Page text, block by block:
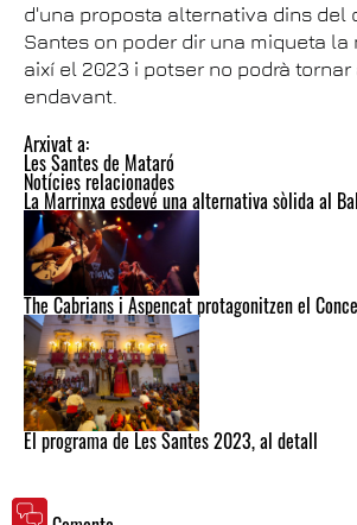
Notícies relacionades
La Marrinxa esdevé una alternativa sòlida al
The Cabrians i Aspencat protagonitzen el
El programa de Les Santes 2023, al detall
d'una proposta alternativa dins del
Santes on poder dir una miqueta la
així el 2023 i potser no podrà tornar
endavant.
Arxivat a:
Les Santes de Mataró